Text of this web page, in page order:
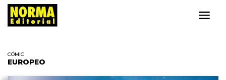
CÓMIC
EUROPEO